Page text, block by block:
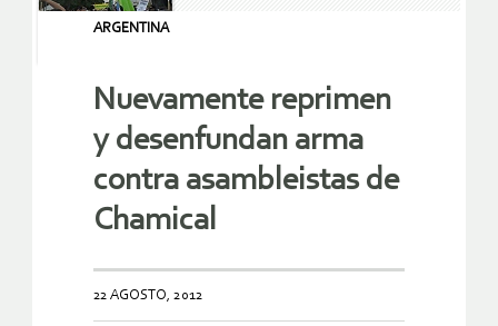
ARGENTINA
Nuevamente reprimen
y desenfundan arma
contra asambleistas de
Chamical
22 AGOSTO, 2012